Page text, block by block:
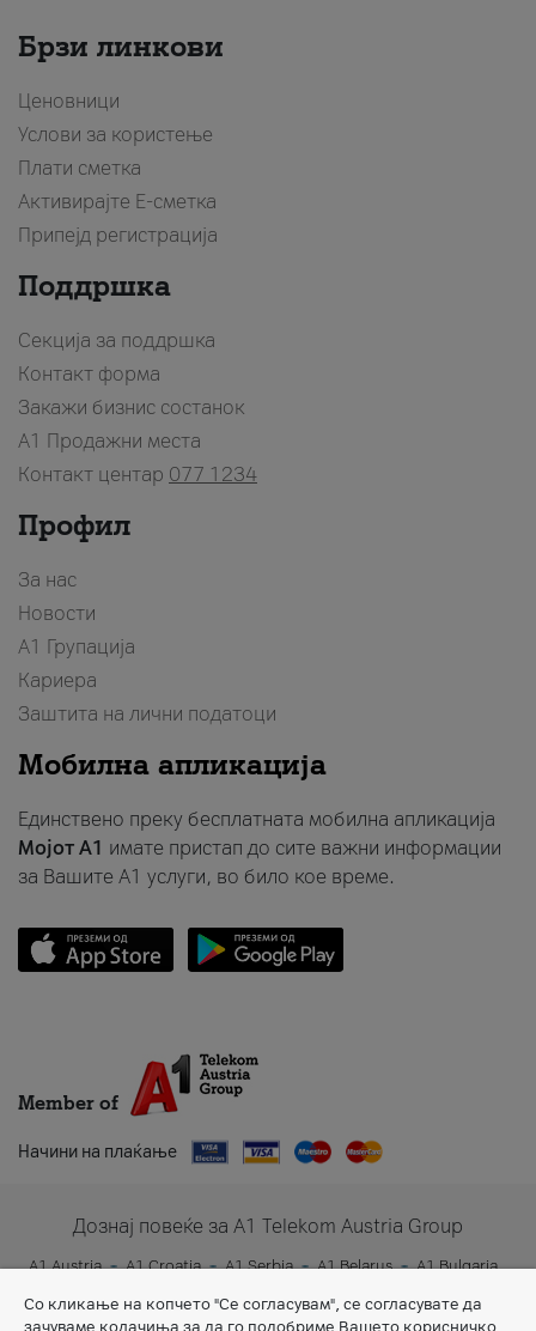
Брзи линкови
Ценовници
Услови за користење
Плати сметка
Активирајте Е-сметка
Припејд регистрација
Поддршка
Секција за поддршка
Контакт форма
Закажи бизнис состанок
A1 Продажни места
Контакт центар 077 1234
Профил
За нас
Новости
А1 Групација
Кариера
Заштита на лични податоци
Мобилна апликација
Единствено преку бесплатната мобилна апликација
Мојот A1 имате пристап до сите важни информации
за Вашите A1 услуги, во било кое време.
Member of
Начини на плаќање
Дознај повеќе за A1 Telekom Austria Group
A1 Austria A1 Croatia A1 Serbia A1 Belarus
A1 Bulgaria
Со кликање на копчето "Се согласувам", се согласувате да
зачуваме колачиња за да го подобриме Вашето корисничко